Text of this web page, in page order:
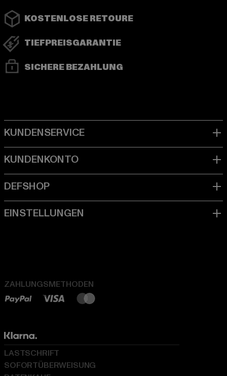
KOSTENLOSE RETOURE
TIEFPREISGARANTIE
SICHERE BEZAHLUNG
ZAHLUNGSMETHODEN
LASTSCHRIFT
SOFORTÜBERWEISUNG